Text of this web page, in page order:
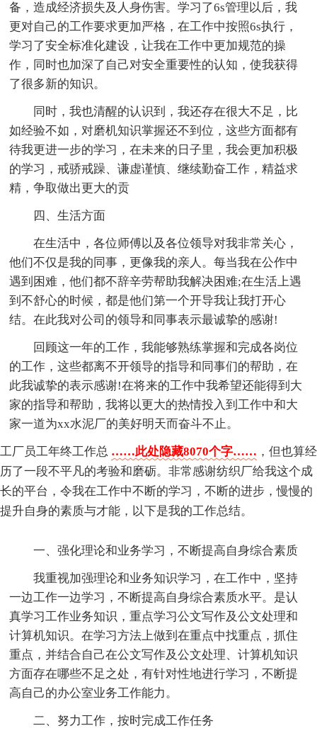
备，造成经济损失及人身伤害。学习了6s管理以后，我
更对自己的工作要求更加严格，在工作中按照6s执行，
学习了安全标准化建设，让我在工作中更加规范的操
作，同时也加深了自己对安全重要性的认知，使我获得
了很多新的知识。
同时，我也清醒的认识到，我还存在很大不足，比
如经验不如，对磨机知识掌握还不到位，这些方面都有
待我更进一步的学习，在未来的日子里，我会更加积极
的学习，戒骄戒躁、谦虚谨慎、继续勤奋工作，精益求
精，争取做出更大的贡
四、生活方面
在生活中，各位师傅以及各位领导对我非常关心，
他们不仅是我的同事，更像我的亲人。每当我在公作中
遇到困难，他们都不辞辛劳帮助我解决困难;在生活上遇
到不舒心的时候，都是他们第一个开导我让我打开心
结。在此我对公司的领导和同事表示最诚挚的感谢!
回顾这一年的工作，我能够熟练掌握和完成各岗位
的工作，这些都离不开领导的指导和同事们的帮助，在
此我诚挚的表示感谢!在将来的工作中我希望还能得到大
家的指导和帮助，我将以更大的热情投入到工作中和大
家一道为xx水泥厂的美好明天而奋斗不止。
工厂员工年终工作总 ……此处隐藏8070个字…… ，但也算经
历了一段不平凡的考验和磨砺。非常感谢纺织厂给我这个成
长的平台，令我在工作中不断的学习，不断的进步，慢慢的
提升自身的素质与才能，以下是我的工作总结。
一、强化理论和业务学习，不断提高自身综合素质
我重视加强理论和业务知识学习，在工作中，坚持
一边工作一边学习，不断提高自身综合素质水平。是认
真学习工作业务知识，重点学习公文写作及公文处理和
计算机知识。在学习方法上做到在重点中找重点，抓住
重点，并结合自己在公文写作及公文处理、计算机知识
方面存在哪些不足之处，有针对性地进行学习，不断提
高自己的办公室业务工作能力。
二、努力工作，按时完成工作任务